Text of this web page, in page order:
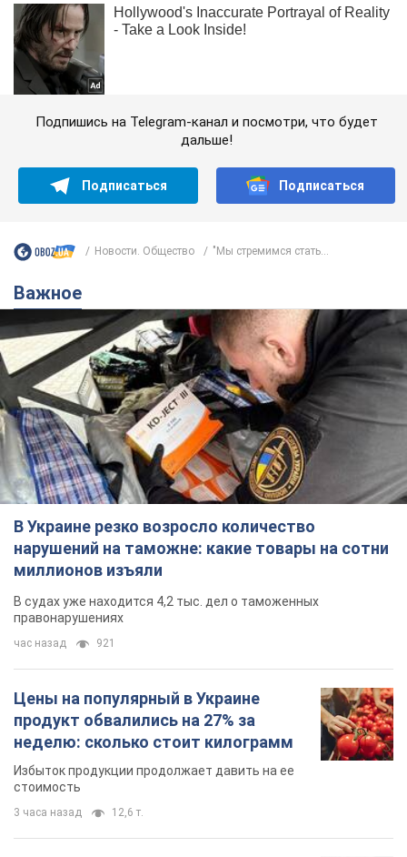
Подпишись на Telegram-канал и посмотри, что будет
дальше!
Подписаться Подписаться
Новости. Общество "Мы стремимся стать...
Важное
В Украине резко возросло количество
нарушений на таможне: какие товары на сотни
миллионов изъяли
В судах уже находится 4,2 тыс. дел о таможенных
правонарушениях
час назад 921
Цены на популярный в Украине
продукт обвалились на 27% за
неделю: сколько стоит килограмм
Избыток продукции продолжает давить на ее
стоимость
3 часа назад 12,6 т.